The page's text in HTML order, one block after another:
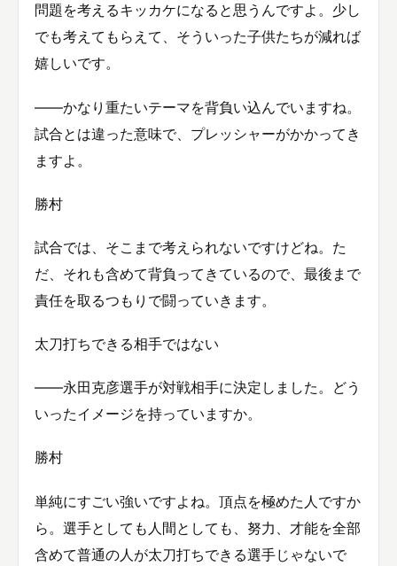
問題を考えるキッカケになると思うんですよ。少し
でも考えてもらえて、そういった子供たちが減れば
嬉しいです。
——かなり重たいテーマを背負い込んでいますね。
試合とは違った意味で、プレッシャーがかかってき
ますよ。
勝村
試合では、そこまで考えられないですけどね。た
だ、それも含めて背負ってきているので、最後まで
責任を取るつもりで闘っていきます。
太刀打ちできる相手ではない
——永田克彦選手が対戦相手に決定しました。どう
いったイメージを持っていますか。
勝村
単純にすごい強いですよね。頂点を極めた人ですか
ら。選手としても人間としても、努力、才能を全部
含めて普通の人が太刀打ちできる選手じゃないで